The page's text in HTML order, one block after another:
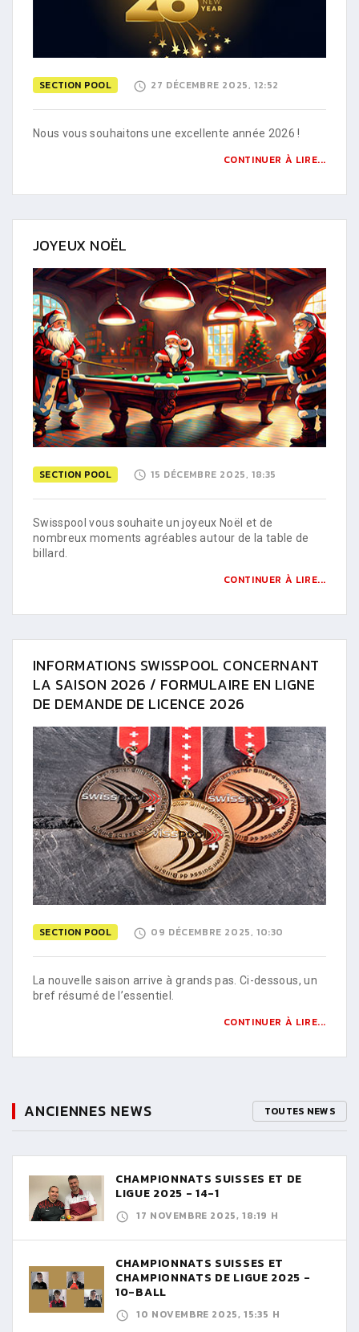
SECTION POOL 27 DÉCEMBRE 2025, 12:52
Nous vous souhaitons une excellente année 2026 !
CONTINUER À LIRE...
JOYEUX NOËL
SECTION POOL 15 DÉCEMBRE 2025, 18:35
Swisspool vous souhaite un joyeux Noël et de
nombreux moments agréables autour de la table de
billard.
CONTINUER À LIRE...
INFORMATIONS SWISSPOOL CONCERNANT
LA SAISON 2026 / FORMULAIRE EN LIGNE
DE DEMANDE DE LICENCE 2026
SECTION POOL 09 DÉCEMBRE 2025, 10:30
La nouvelle saison arrive à grands pas. Ci-dessous, un
bref résumé de l’essentiel.
CONTINUER À LIRE...
ANCIENNES NEWS TOUTES NEWS
CHAMPIONNATS SUISSES ET DE
LIGUE 2025 - 14-1
17 NOVEMBRE 2025, 18:19 H
CHAMPIONNATS SUISSES ET
CHAMPIONNATS DE LIGUE 2025 -
10-BALL
10 NOVEMBRE 2025, 15:35 H